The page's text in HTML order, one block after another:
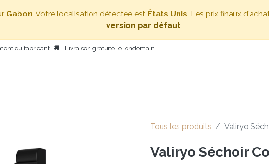
Gabon. Votre localisation détectée est États Unis. Les prix finaux
version par défaut
du fabricant Livraison gratuite le lendemain
Tous les produits Valiryo
Valiryo Séchoir